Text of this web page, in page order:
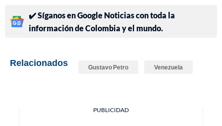
✔️ Síganos en Google Noticias con toda la
información de Colombia y el mundo.
Relacionados Gustavo Petro Venezuela
PUBLICIDAD